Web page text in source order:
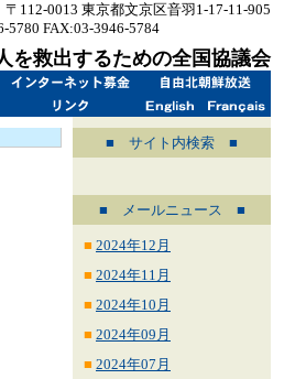
〒112-0013 東京都文京区音羽1-17-11-905
5780 FAX:03-3946-5784
を救出するための全国協議会
■ サイト内検索 ■
■ メールニュース ■
■ 2024年12月
■ 2024年11月
■ 2024年10月
■ 2024年09月
■ 2024年07月